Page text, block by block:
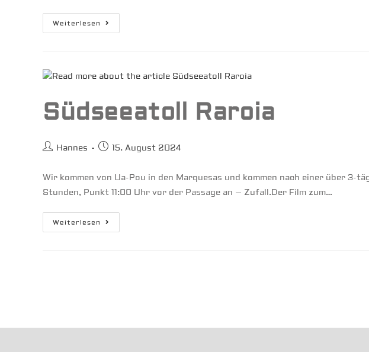
Weiterlesen Südseeatoll
Makemo
Südseeatoll Raroia
Beitrags-
Hannes
Beitrag
15. August 2024
Wir kommen von Ua-Pou in den Marquesas und kommen nach einer über 3-
Stunden, Punkt 11:00 Uhr vor der Passage an – Zufall.Der Film zum…
Weiterlesen Südseeatoll
Raroia